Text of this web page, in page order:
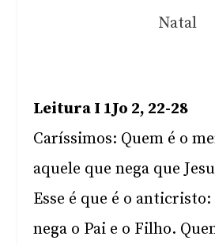
Natal
Leitura I 1Jo 2, 22-28
Caríssimos: Quem é o
aquele que nega que
Esse é que é o
nega o Pai e o Filho.